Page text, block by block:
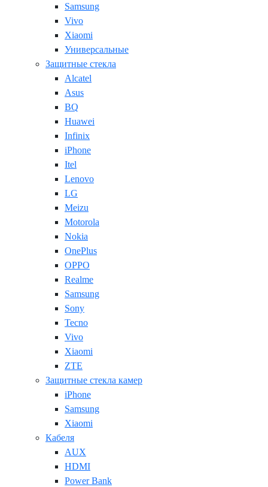
Samsung
Vivo
Xiaomi
Универсальные
Защитные стекла
Alcatel
Asus
BQ
Huawei
Infinix
iPhone
Itel
Lenovo
LG
Meizu
Motorola
Nokia
OnePlus
OPPO
Realme
Samsung
Sony
Tecno
Vivo
Xiaomi
ZTE
Защитные стекла камер
iPhone
Samsung
Xiaomi
Кабеля
AUX
HDMI
Power Bank